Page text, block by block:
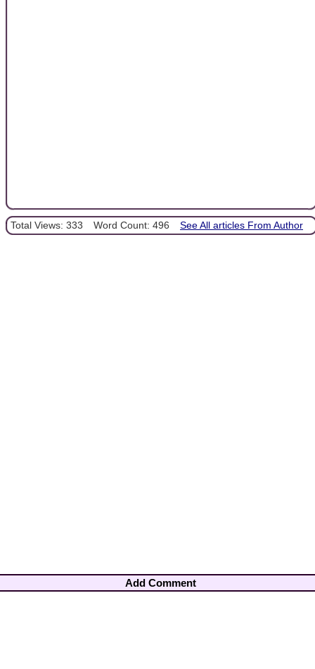
Total Views: 333 Word Count: 496 See All articles From Author
Add Comment